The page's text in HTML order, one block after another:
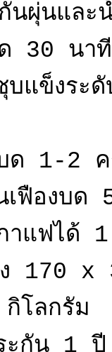
นผุ่นแล
30 นาที
บแข็งระ
ด 1-2 ค
เฟืองบ
าแฟได้
ง 170 x
โลกรัม
ะกัน 1 ปี